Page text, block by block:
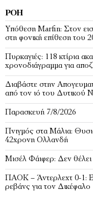
ΡΟΉ
Υπόθεση Marfin: Στον
στη φονική επίθεση του
Πυρκαγιές: 118 κτίρια
χρονοδιάγραμμα για
Διαβάστε στην
από τον ιό του Δυτικού
Παρασκευή 7/8/2026
Πνιγμός στα Μάλια:
42χρονη Ολλανδή
Μισέλ Φάιφερ: Δεν θέλει
ΠΑΟΚ – Άντερλεχτ 0-1:
ρεβάνς για τον Δικέφαλο